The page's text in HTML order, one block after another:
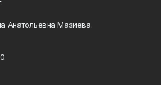
Анатольевна Мазиева.